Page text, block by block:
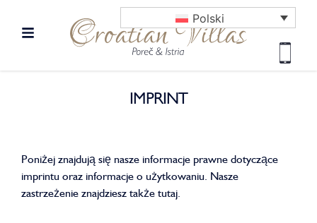
Polski
IMPRINT
Poniżej znajdują się nasze informacje prawne dotyczące
imprintu oraz informacje o użytkowaniu. Nasze
zastrzeżenie znajdziesz także tutaj.